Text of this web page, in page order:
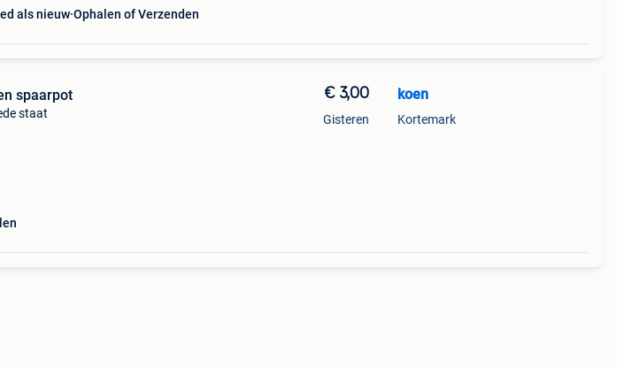
als nieuw Ophalen of Verzenden
spaarpot
staat
€ 3,00
Gisteren
koen
Kortemark